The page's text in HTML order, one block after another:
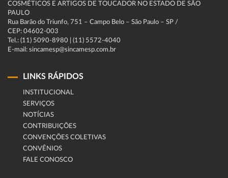
COSMÉTICOS E ARTIGOS DE TOUCADOR NO ESTADO DE SÃO
PAULO
Rua Barão do Triunfo, 751 – Campo Belo – São Paulo – SP /
CEP: 04602-003
Tel.: (11) 5090-8980 | (11) 5572-4040
E-mail: sincamesp@sincamesp.com.br
LINKS RÁPIDOS
INSTITUCIONAL
SERVIÇOS
NOTÍCIAS
CONTRIBUIÇÕES
CONVENÇÕES COLETIVAS
CONVÊNIOS
FALE CONOSCO